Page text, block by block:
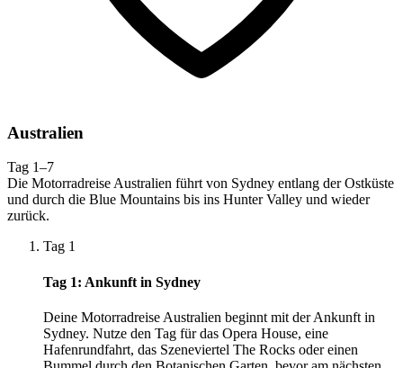
Australien
Tag 1–7
Die Motorradreise Australien führt von Sydney entlang der Ostküste
und durch die Blue Mountains bis ins Hunter Valley und wieder
zurück.
Tag 1
Tag 1: Ankunft in Sydney
Deine Motorradreise Australien beginnt mit der Ankunft in
Sydney. Nutze den Tag für das Opera House, eine
Hafenrundfahrt, das Szeneviertel The Rocks oder einen